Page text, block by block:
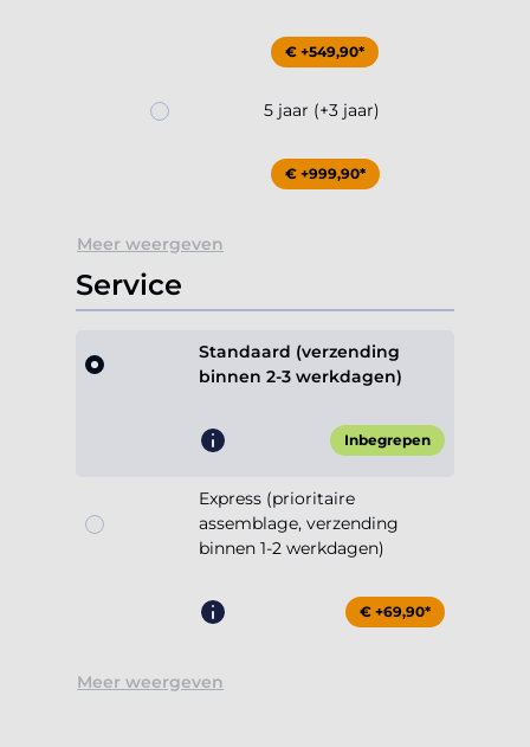
€ +549,90*
5 jaar (+3 jaar)
€ +999,90*
Meer weergeven
Service
Standaard (verzending
binnen 2-3 werkdagen)
Inbegrepen
Express (prioritaire
assemblage, verzending
binnen 1-2 werkdagen)
€ +69,90*
Meer weergeven